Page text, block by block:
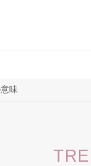
味